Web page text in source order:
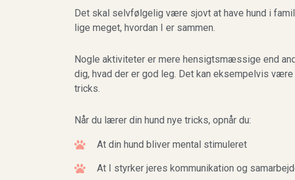
Det skal selvfølgelig være sjovt at have hund i
lige meget, hvordan I er sammen.
Nogle aktiviteter er mere hensigtsmæssige end
dig, hvad der er god leg. Det kan eksempelvis
tricks.
Når du lærer din hund nye tricks, opnår du:
At din hund bliver mental stimuleret
At I styrker jeres kommunikation og